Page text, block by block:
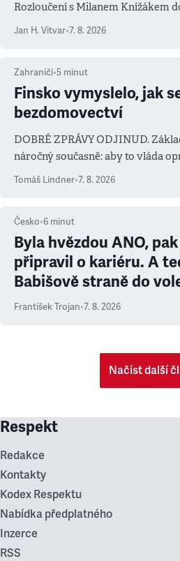
Rozloučení s Milanem Knížákem
salvy i kritika pokrokářů
Jan H. Vitvar•7. 8. 2026
Zahraničí•5 minut
Finsko vymyslelo, jak
bezdomovectví
DOBRÉ ZPRÁVY ODJINUD.
náročný současně: aby to vláda
prioritu
Tomáš Lindner•7. 8. 2026
Česko•6 minut
Byla hvězdou ANO,
připravil o kariéru. A
Babišově straně do
František Trojan•7. 8. 2026
Načíst další
Respekt
Redakce
Kontakty
Kodex Respektu
Nabídka předplatného
Inzerce
RSS